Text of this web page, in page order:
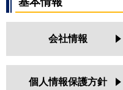
会社情報
個人情報保護方針